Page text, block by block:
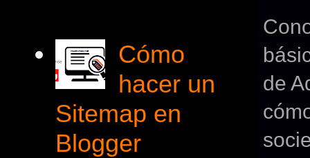
de
Cómo
hacer un
Sitemap en
Blogger